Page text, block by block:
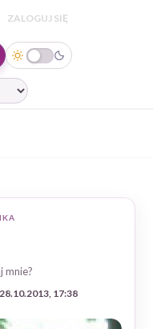
ZALOGUJ SIĘ
mnie?
28.10.2013, 17:38